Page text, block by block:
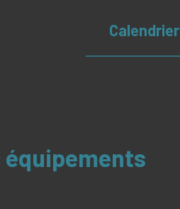
Calendrier
équipements